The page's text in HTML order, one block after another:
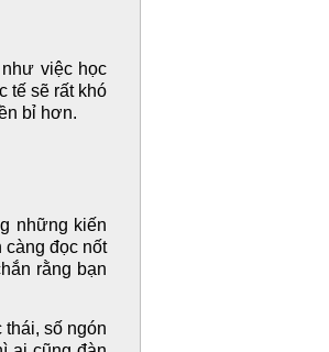
việc học
tế sẽ rất khó
bỉ hơn.
những kiến
càng đọc nốt
rằng bạn
thái, số ngón